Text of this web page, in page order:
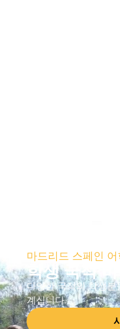
마드리드 스페인
학생 국적
다양한 국적의 학생
계십니다.